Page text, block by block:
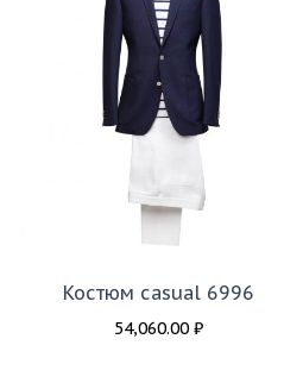
Костюм casual 6996
54,060.00 ₽